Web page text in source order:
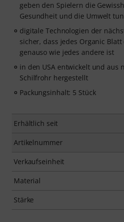
geben den Spielern die
Gesundheit und die Umwelt tun
digitale Technologien der
sicher, dass jedes Organic
genauso wie jedes andere ist
in den USA entwickelt und aus
Schilfrohr hergestellt
Packungsinhalt: 5 Stück
Erhältlich seit
Artikelnummer
Verkaufseinheit
Material
Stärke